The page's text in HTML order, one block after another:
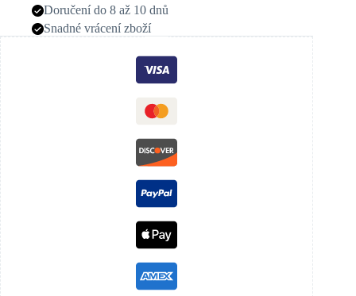
Doručení do 8 až 10 dnů
Snadné vrácení zboží